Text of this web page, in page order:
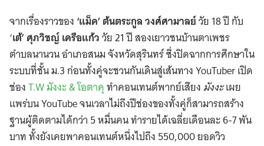
จากเรื่องราวของ ‘แม็ค’ ต้นตระกูล วงศ์ศามาลย์วัย 18 ปี กับ
‘เต้’ ศุภวิชญ์ เครือแก้ววัย 21 ปี สองเยาวชนบ้านตาเพชร
ตำบลนานวน อำเภอสนม จังหวัดสุรินทร์ ซึ่งปิดฉากการศึกษาใน
ระบบที่ชั้น ม.3 ก่อนทั้งคู่จะชวนกันเดินสู่เส้นทาง YouTuber เปิด
ช่องT.W มังงะ & โอตาคุทำคอนเทนต์พากย์เสียง มังงะเผย
แพร่บน YouTube จนเวลาไม่ถึงปีช่องของทั้งคู่ก็สามารถสร้าง
ฐานผู้ติดตามได้กว่า 5 หมื่นคน ทำรายได้เฉลี่ยเดือนละ 6-7 พัน
บาท ทั้งยังเคยพาคอนเทนต์หนึ่งไปถึง 550,000 ยอดวิว